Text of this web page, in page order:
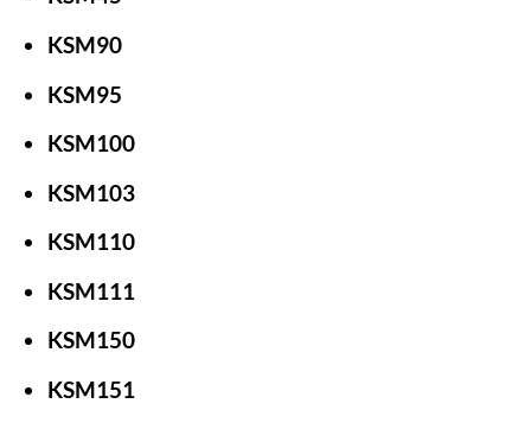
KSM90
KSM95
KSM100
KSM103
KSM110
KSM111
KSM150
KSM151